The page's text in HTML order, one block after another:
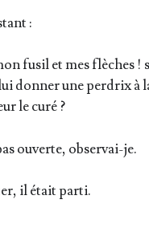
:
fusil et mes flèches
don­ner une per­drix à
le curé ?
ouverte, observai-je.
il était parti.